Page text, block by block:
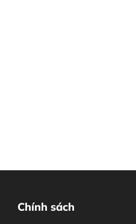
Chính sách